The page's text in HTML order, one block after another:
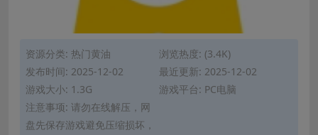
资源分类: 热门黄油
浏览热度: (3.4K)
发布时间: 2025-12-02
最近更新: 2025-12-02
游戏大小: 1.3G
游戏平台: PC电脑
注意事项: 请勿在线解压，网
盘先保存游戏避免压缩损坏，